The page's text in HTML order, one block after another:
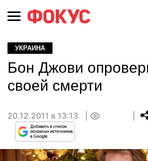
УКРАИНА
Бон Джови
своей смерти
20.12.2011 в 13:13